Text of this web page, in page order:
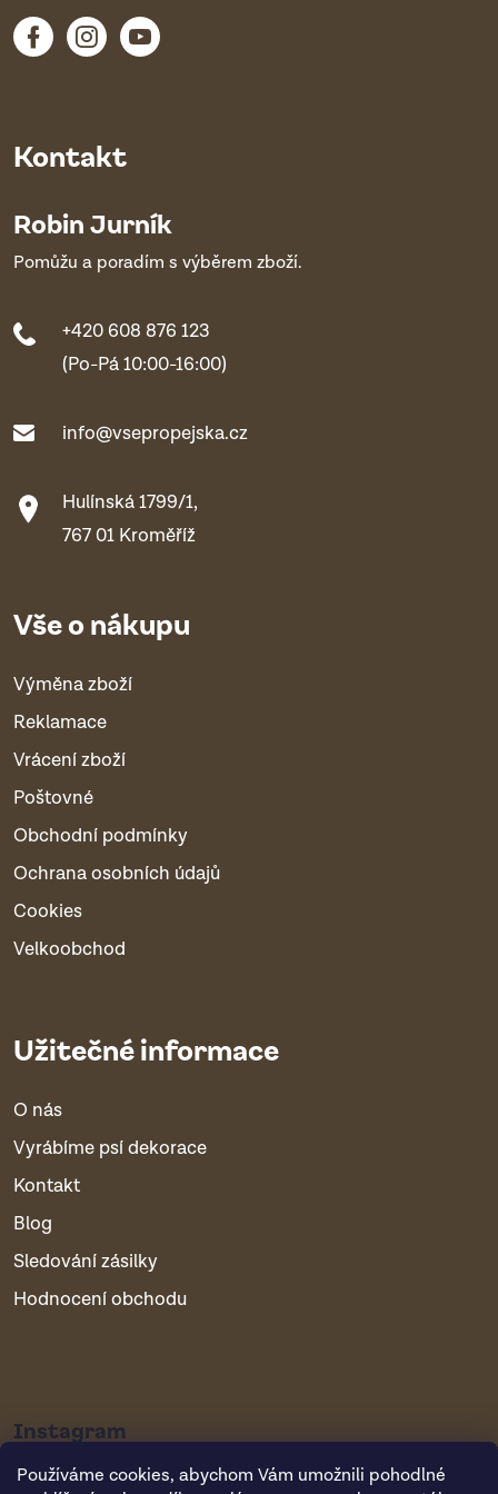
Používáme cookies, abychom Vám umožnili pohodlné
Kontakt
Robin Jurník
Pomůžu a poradím s výběrem zboží.
+420 608 876 123
(Po-Pá 10:00-16:00)
info@vsepropejska.cz
Hulínská 1799/1,
767 01 Kroměříž
Vše o nákupu
Výměna zboží
Reklamace
Vrácení zboží
Poštovné
Obchodní podmínky
Ochrana osobních údajů
Cookies
Velkoobchod
Užitečné informace
O nás
Vyrábíme psí dekorace
Kontakt
Blog
Sledování zásilky
Hodnocení obchodu
Instagram